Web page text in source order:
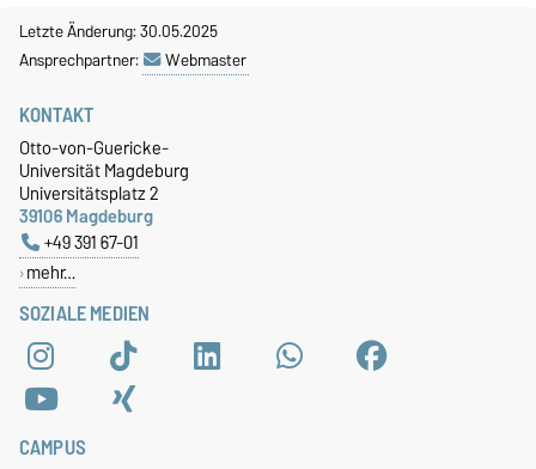
Letzte Änderung: 30.05.2025
Ansprechpartner:
Webmaster
SOZIALE MEDIEN
KONTAKT
Otto-von-Guericke-
Universität Magdeburg
Universitätsplatz 2
39106 Magdeburg
+49 391 67-01
mehr…
CAMPUS